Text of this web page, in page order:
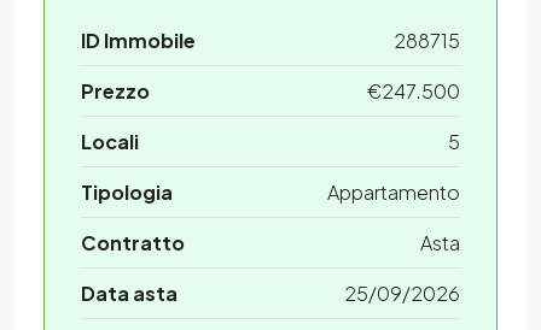
ID Immobile
288715
Prezzo
€247.500
Locali
5
Tipologia
Appartamento
Contratto
Asta
Data asta
25/09/2026